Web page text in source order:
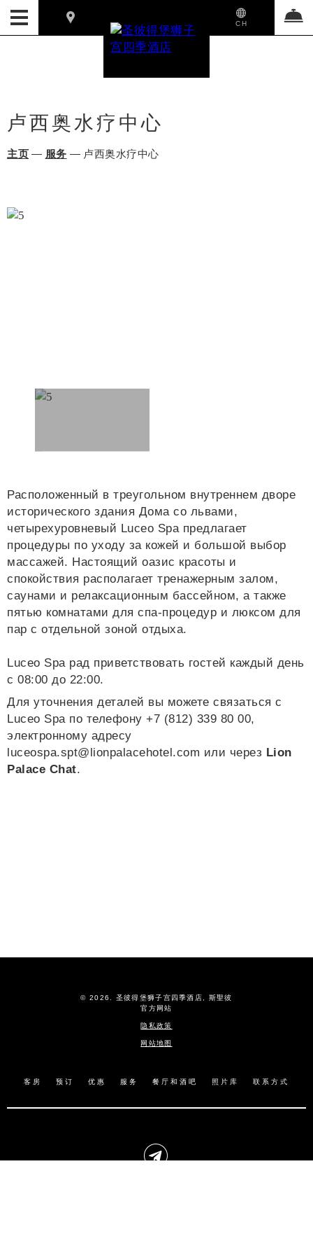
CH
卢西奥水疗中心
主页 — 服务 — 卢西奥水疗中心
Расположенный в треугольном внутреннем дворе
исторического здания Дома со львами,
четырехуровневый Luceo Spa предлагает
процедуры по уходу за кожей и большой выбор
массажей. Настоящий оазис красоты и
спокойствия располагает тренажерным залом,
саунами и релаксационным бассейном, а также
пятью комнатами для спа-процедур и люксом для
пар с отдельной зоной отдыха.
Luceo Spa рад приветствовать гостей каждый день
с 08:00 до 22:00.
Для уточнения деталей вы можете связаться с
Luceo Spa по телефону +7 (812) 339 80 00,
электронному адресу
luceospa.spt@lionpalacehotel.com или через Lion
Palace Chat.
© 2026. 圣彼得堡狮子宫四季酒店, 斯聖彼
官方网站
隐私政策
网站地图
客房 预订 优惠 服务 餐厅和酒吧 照片库 联系方式